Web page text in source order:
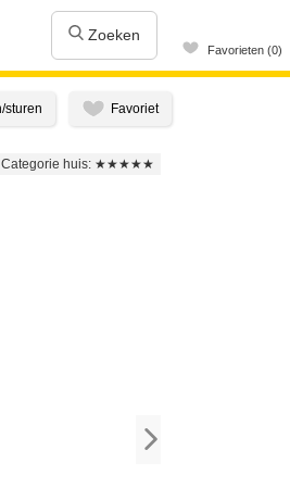
Zoeken
Favorieten (0)
Categorie huis: ★★★★★